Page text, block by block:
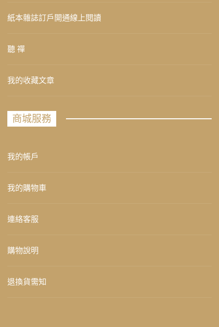
紙本雜誌訂戶開通線上閱讀
聽 禪
我的收藏文章
商城服務
我的帳戶
我的購物車
連絡客服
購物說明
退換貨需知